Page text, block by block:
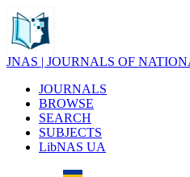
JNAS | JOURNALS OF
JOURNALS
BROWSE
SEARCH
SUBJECTS
LibNAS UA